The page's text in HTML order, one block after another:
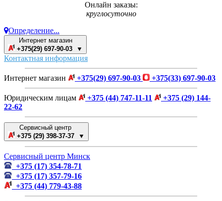
Онлайн заказы:
круглосуточно
Определение...
Интернет магазин
+375(29) 697-90-03 ▼
Контактная информация
Интернет магазин +375(29) 697-90-03 +375(33) 697-90-03
Юридическим лицам +375 (44) 747-11-11
+375 (29) 144-
22-62
Сервисный центр
+375 (29) 398-37-37 ▼
Сервисный центр Минск
+375 (17) 354-78-71
+375 (17) 357-79-16
+375 (44) 779-43-88